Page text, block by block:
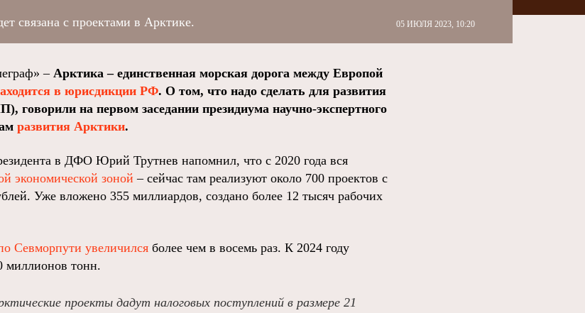
05 ИЮЛЯ 2023, 10:20
связана с проектами в Арктике.
– Арктика – единственная морская дорога между Европой
в юрисдикции РФ. О том, что надо сделать для развития
говорили на первом заседании президиума научно-экспертного
развития Арктики.
в ДФО Юрий Трутнев напомнил, что с 2020 года вся
экономической зоной – сейчас там реализуют около 700 проектов с
Уже вложено 355 миллиардов, создано более 12 тысяч рабочих
Севморпути увеличился более чем в восемь раз. К 2024 году
миллионов тонн.
проекты дадут налоговых поступлений в размере 21